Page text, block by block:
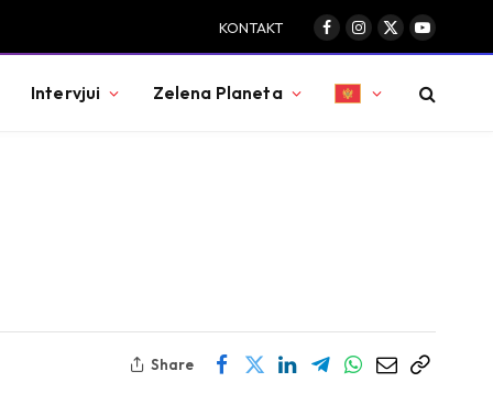
KONTAKT
Facebook
Instagram
X
(Twitter)
YouTube
Intervjui Zelena Planeta
Share